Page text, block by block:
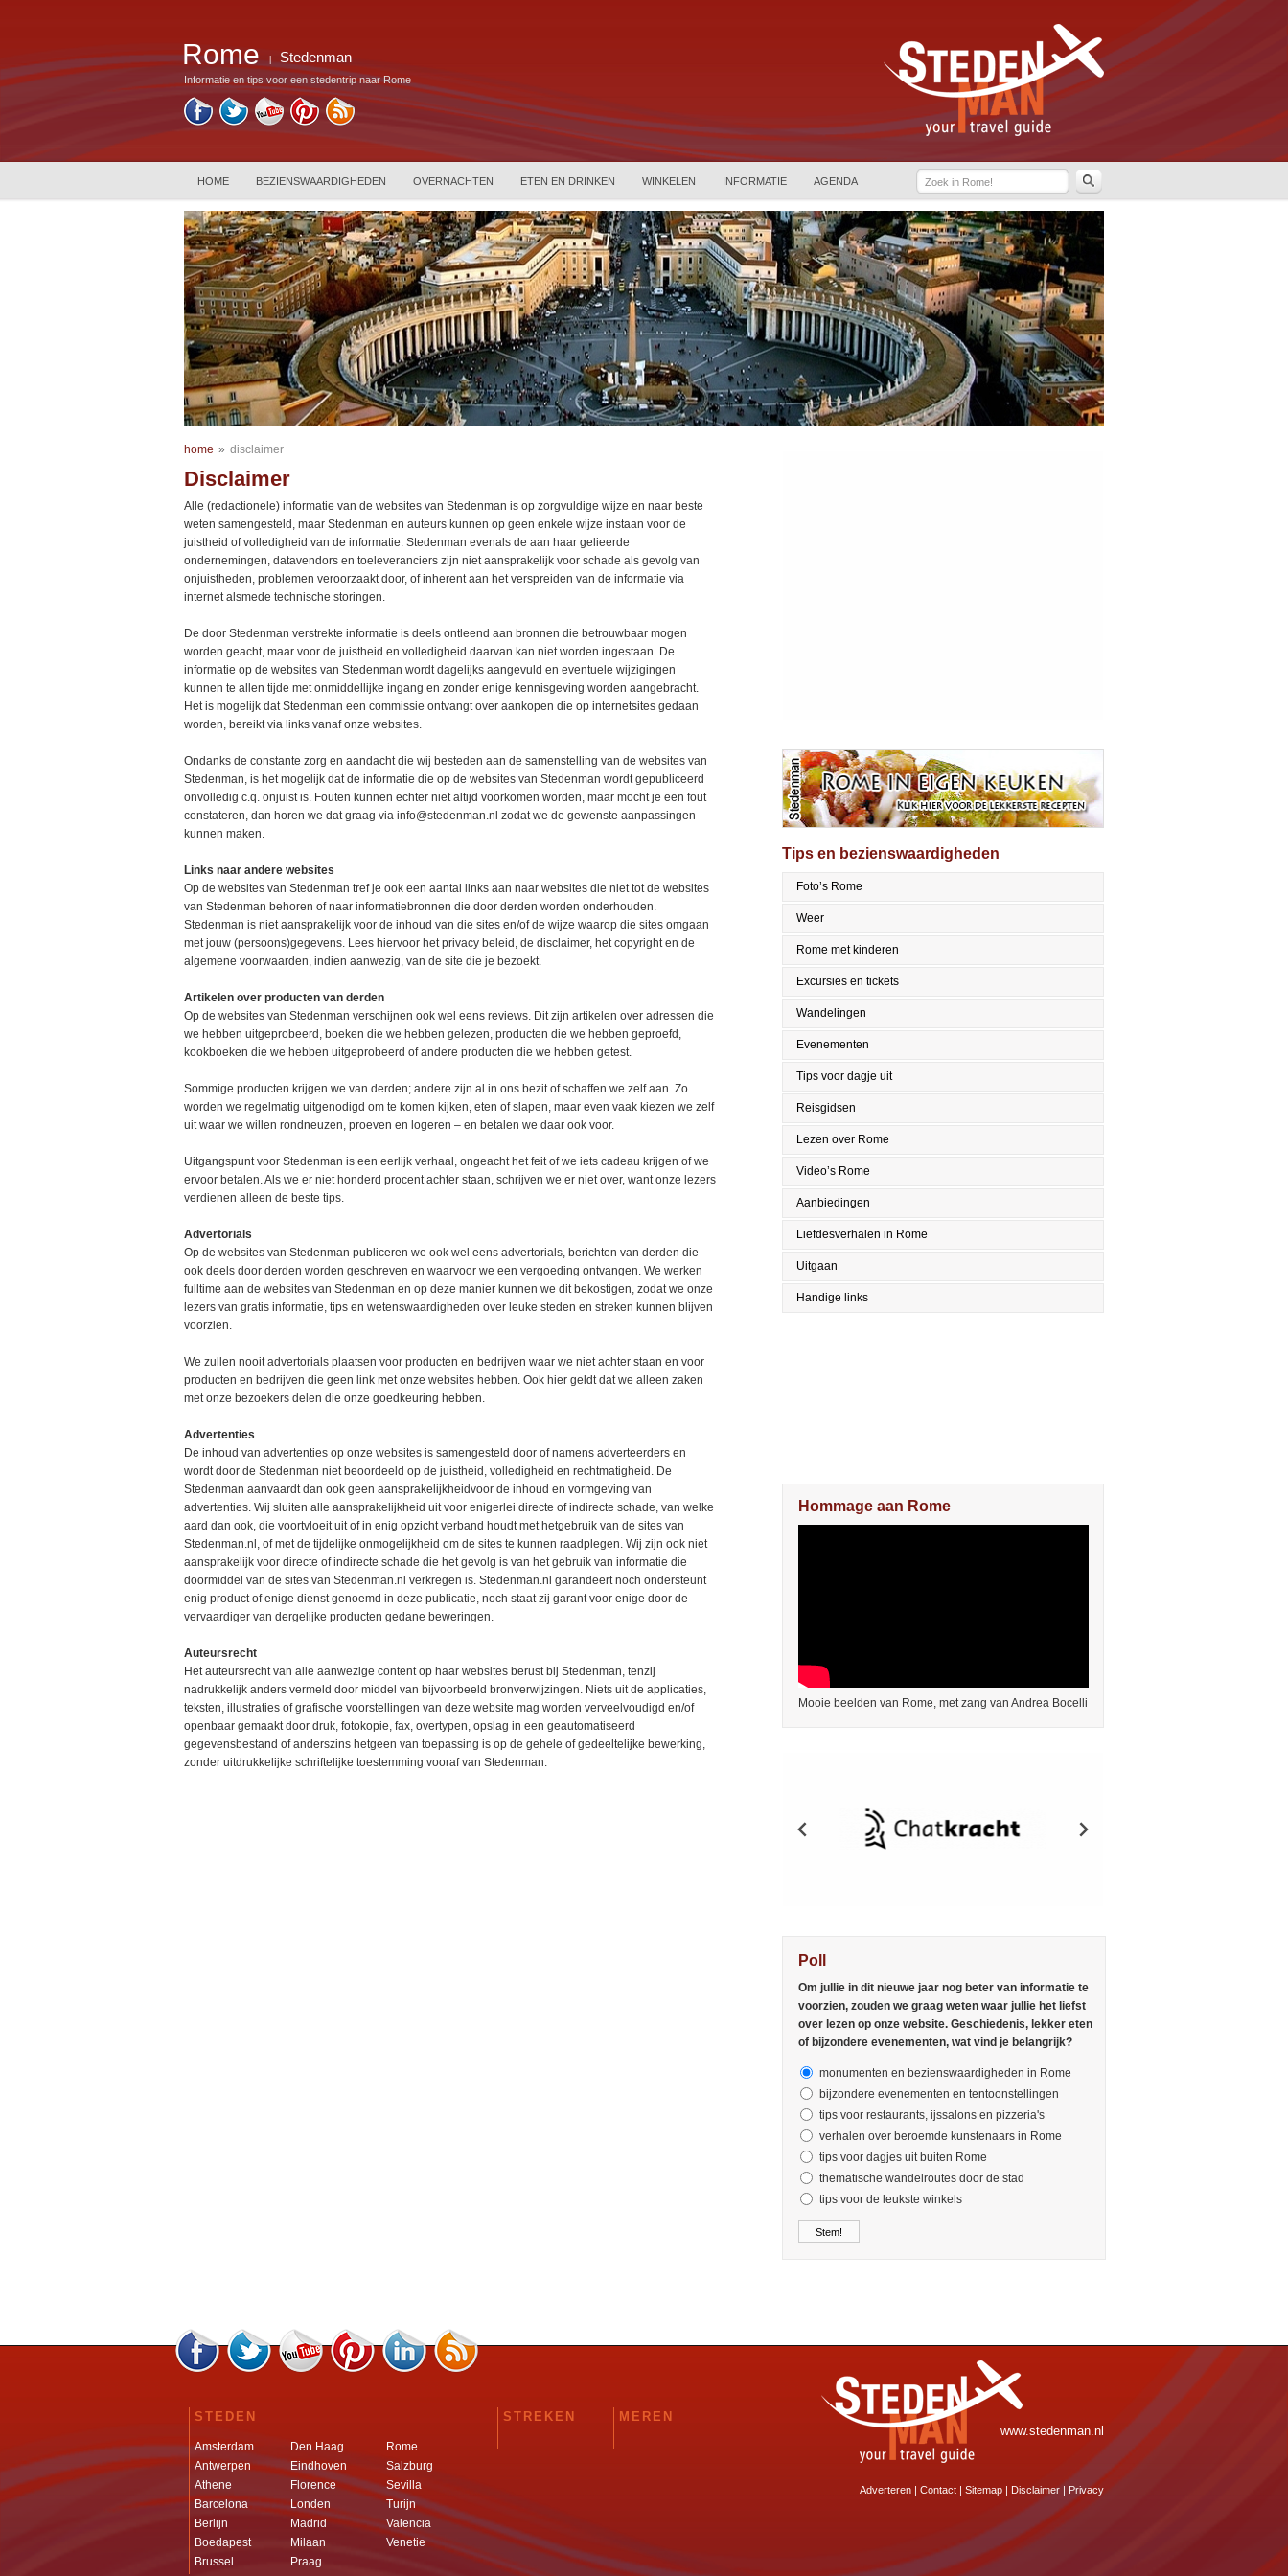
Rome Stedenman
Informatie en tips voor een stedentrip naar Rome
HOME BEZIENSWAARDIGHEDEN OVERNACHTEN ETEN EN DRINKEN WINKELEN INFORMATIE AGENDA
home » disclaimer
Disclaimer
Alle (redactionele) informatie van de websites van Stedenman is op zorgvuldige wijze en naar beste
weten samengesteld, maar Stedenman en auteurs kunnen op geen enkele wijze instaan voor de
juistheid of volledigheid van de informatie. Stedenman evenals de aan haar gelieerde
ondernemingen, datavendors en toeleveranciers zijn niet aansprakelijk voor schade als gevolg van
onjuistheden, problemen veroorzaakt door, of inherent aan het verspreiden van de informatie via
internet alsmede technische storingen.
De door Stedenman verstrekte informatie is deels ontleend aan bronnen die betrouwbaar mogen
worden geacht, maar voor de juistheid en volledigheid daarvan kan niet worden ingestaan. De
informatie op de websites van Stedenman wordt dagelijks aangevuld en eventuele wijzigingen
kunnen te allen tijde met onmiddellijke ingang en zonder enige kennisgeving worden aangebracht.
Het is mogelijk dat Stedenman een commissie ontvangt over aankopen die op internetsites gedaan
worden, bereikt via links vanaf onze websites.
Ondanks de constante zorg en aandacht die wij besteden aan de samenstelling van de websites van
Stedenman, is het mogelijk dat de informatie die op de websites van Stedenman wordt gepubliceerd
onvolledig c.q. onjuist is. Fouten kunnen echter niet altijd voorkomen worden, maar mocht je een fout
constateren, dan horen we dat graag via info@stedenman.nl zodat we de gewenste aanpassingen
kunnen maken.
Links naar andere websites
Op de websites van Stedenman tref je ook een aantal links aan naar websites die niet tot de websites
van Stedenman behoren of naar informatiebronnen die door derden worden onderhouden.
Stedenman is niet aansprakelijk voor de inhoud van die sites en/of de wijze waarop die sites omgaan
met jouw (persoons)gegevens. Lees hiervoor het privacy beleid, de disclaimer, het copyright en de
algemene voorwaarden, indien aanwezig, van de site die je bezoekt.
Artikelen over producten van derden
Op de websites van Stedenman verschijnen ook wel eens reviews. Dit zijn artikelen over adressen die
we hebben uitgeprobeerd, boeken die we hebben gelezen, producten die we hebben geproefd,
kookboeken die we hebben uitgeprobeerd of andere producten die we hebben getest.
Sommige producten krijgen we van derden; andere zijn al in ons bezit of schaffen we zelf aan. Zo
worden we regelmatig uitgenodigd om te komen kijken, eten of slapen, maar even vaak kiezen we zelf
uit waar we willen rondneuzen, proeven en logeren – en betalen we daar ook voor.
Uitgangspunt voor Stedenman is een eerlijk verhaal, ongeacht het feit of we iets cadeau krijgen of we
ervoor betalen. Als we er niet honderd procent achter staan, schrijven we er niet over, want onze lezers
verdienen alleen de beste tips.
Advertorials
Op de websites van Stedenman publiceren we ook wel eens advertorials, berichten van derden die
ook deels door derden worden geschreven en waarvoor we een vergoeding ontvangen. We werken
fulltime aan de websites van Stedenman en op deze manier kunnen we dit bekostigen, zodat we onze
lezers van gratis informatie, tips en wetenswaardigheden over leuke steden en streken kunnen blijven
voorzien.
We zullen nooit advertorials plaatsen voor producten en bedrijven waar we niet achter staan en voor
producten en bedrijven die geen link met onze websites hebben. Ook hier geldt dat we alleen zaken
met onze bezoekers delen die onze goedkeuring hebben.
Advertenties
De inhoud van advertenties op onze websites is samengesteld door of namens adverteerders en
wordt door de Stedenman niet beoordeeld op de juistheid, volledigheid en rechtmatigheid. De
Stedenman aanvaardt dan ook geen aansprakelijkheidvoor de inhoud en vormgeving van
advertenties. Wij sluiten alle aansprakelijkheid uit voor enigerlei directe of indirecte schade, van welke
aard dan ook, die voortvloeit uit of in enig opzicht verband houdt met hetgebruik van de sites van
Stedenman.nl, of met de tijdelijke onmogelijkheid om de sites te kunnen raadplegen. Wij zijn ook niet
aansprakelijk voor directe of indirecte schade die het gevolg is van het gebruik van informatie die
doormiddel van de sites van Stedenman.nl verkregen is. Stedenman.nl garandeert noch ondersteunt
enig product of enige dienst genoemd in deze publicatie, noch staat zij garant voor enige door de
vervaardiger van dergelijke producten gedane beweringen.
Auteursrecht
Het auteursrecht van alle aanwezige content op haar websites berust bij Stedenman, tenzij
nadrukkelijk anders vermeld door middel van bijvoorbeeld bronverwijzingen. Niets uit de applicaties,
teksten, illustraties of grafische voorstellingen van deze website mag worden verveelvoudigd en/of
openbaar gemaakt door druk, fotokopie, fax, overtypen, opslag in een geautomatiseerd
gegevensbestand of anderszins hetgeen van toepassing is op de gehele of gedeeltelijke bewerking,
zonder uitdrukkelijke schriftelijke toestemming vooraf van Stedenman.
Tips en bezienswaardigheden
Foto’s Rome
Weer
Rome met kinderen
Excursies en tickets
Wandelingen
Evenementen
Tips voor dagje uit
Reisgidsen
Lezen over Rome
Video’s Rome
Aanbiedingen
Liefdesverhalen in Rome
Uitgaan
Handige links
Hommage aan Rome
Mooie beelden van Rome, met zang van Andrea Bocelli
Poll
Om jullie in dit nieuwe jaar nog beter van informatie te
voorzien, zouden we graag weten waar jullie het liefst
over lezen op onze website. Geschiedenis, lekker eten
of bijzondere evenementen, wat vind je belangrijk?
monumenten en bezienswaardigheden in Rome
bijzondere evenementen en tentoonstellingen
tips voor restaurants, ijssalons en pizzeria's
verhalen over beroemde kunstenaars in Rome
tips voor dagjes uit buiten Rome
thematische wandelroutes door de stad
tips voor de leukste winkels
STEDEN
Amsterdam
Antwerpen
Athene
Barcelona
Berlijn
Boedapest
Brussel
Den Haag
Eindhoven
Florence
Londen
Madrid
Milaan
Praag
Rome
Salzburg
Sevilla
Turijn
Valencia
Venetie
STREKEN MEREN
Adverteren | Contact | Sitemap | Disclaimer | Privacy
www.stedenman.nl